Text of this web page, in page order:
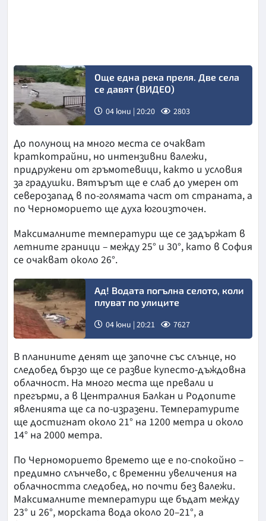
Още една река преля. Две села
се давят (ВИДЕО)
04 юни | 20:20 2803
До полунощ на много места се очакват
краткотрайни, но интензивни валежи,
придружени от гръмотевици, както и условия
за градушки. Вятърът ще е слаб до умерен от
северозапад в по-голямата част от страната, а
по Черноморието ще духа югоизточен.
Максималните температури ще се задържат в
летните граници – между 25° и 30°, като в София
се очакват около 26°.
Ад! Водата погълна селото, коли
плуват по улиците
04 юни | 20:21 7627
В планините денят ще започне със слънце, но
следобед бързо ще се развие купесто-дъждовна
облачност. На много места ще превали и
прегърми, а в Централния Балкан и Родопите
явленията ще са по-изразени. Температурите
ще достигнат около 21° на 1200 метра и около
14° на 2000 метра.
По Черноморието времето ще е по-спокойно –
предимно слънчево, с временни увеличения на
облачността следобед, но почти без валежи.
Максималните температури ще бъдат между
23° и 26°, морската вода около 20–21°, а